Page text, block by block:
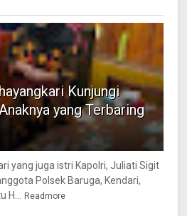
Kunjungi
yang Terbaring
yang juga istri Kapolri, Juliati Sigit
Polsek Baruga, Kendari,
Readmore